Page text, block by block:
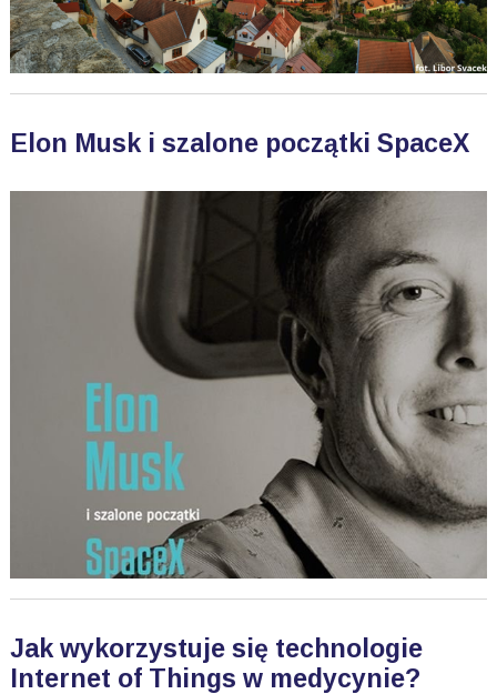
Elon Musk i szalone początki SpaceX
Jak wykorzystuje się technologie
Internet of Things w medycynie?